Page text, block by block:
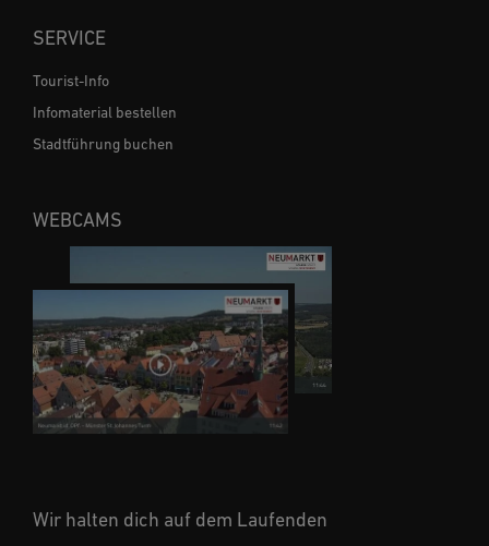
Wir halten dich auf dem Laufenden
SERVICE
Tourist-Info
Infomaterial bestellen
Stadtführung buchen
WEBCAMS